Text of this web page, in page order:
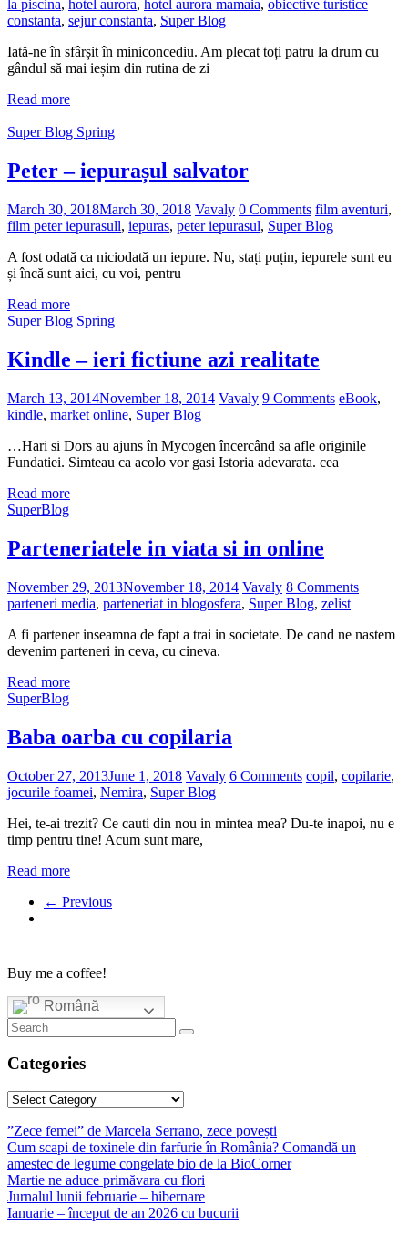
la piscina, hotel aurora, hotel aurora mamaia, obiective turistice
constanta, sejur constanta, Super Blog
Iată-ne în sfârșit în miniconcediu. Am plecat toți patru la drum cu
gândul să mai ieșim din rutina de zi
Read more
Super Blog Spring
Peter – iepurașul salvator
March 30, 2018March 30, 2018 Vavaly 0 Comments film aventuri,
film peter iepurasull, iepuras, peter iepurasul, Super Blog
A fost odată ca niciodată un iepure. Nu, stați puțin, iepurele sunt eu
și încă sunt aici, cu voi, pentru
Read more
Super Blog Spring
Kindle – ieri fictiune azi realitate
March 13, 2014November 18, 2014 Vavaly 9 Comments eBook,
kindle, market online, Super Blog
…Hari si Dors au ajuns în Mycogen încercând sa afle originile
Fundatiei. Simteau ca acolo vor gasi Istoria adevarata. cea
Read more
SuperBlog
Parteneriatele in viata si in online
November 29, 2013November 18, 2014 Vavaly 8 Comments
parteneri media, parteneriat in blogosfera, Super Blog, zelist
A fi partener inseamna de fapt a trai in societate. De cand ne nastem
devenim parteneri in ceva, cu cineva.
Read more
SuperBlog
Baba oarba cu copilaria
October 27, 2013June 1, 2018 Vavaly 6 Comments copil, copilarie,
jocurile foamei, Nemira, Super Blog
Hei, te-ai trezit? Ce cauti din nou in mintea mea? Du-te inapoi, nu e
timp pentru tine! Acum sunt mare,
Read more
← Previous
Buy me a coffee!
Română
Categories
Categories
”Zece femei” de Marcela Serrano, zece povești
Cum scapi de toxinele din farfurie în România? Comandă un
amestec de legume congelate bio de la BioCorner
Martie ne aduce primăvara cu flori
Jurnalul lunii februarie – hibernare
Ianuarie – început de an 2026 cu bucurii